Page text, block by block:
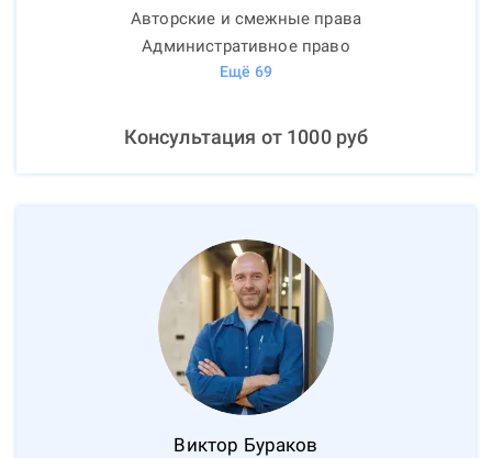
Авторские и смежные права
Административное право
Ещё 69
Консультация от 1000руб
Виктор Бураков